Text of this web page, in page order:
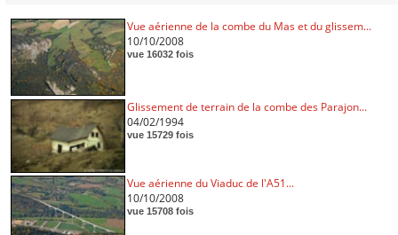
Vue aérienne de la combe du Mas et du glissem...
10/10/2008
vue 16032 fois
Glissement de terrain de la combe des Parajon...
04/02/1994
vue 15729 fois
Vue aérienne du Viaduc de l'A51...
10/10/2008
vue 15708 fois